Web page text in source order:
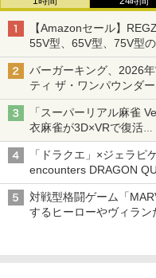
【Amazonセール】
55V型、65V型、75V型
バーガーキング、2026
ティ ザ・ワンパウンダ
「特製ガーリックマヨ
「スーパーリアル麻雀
衣麻雀が3D×VRで復活
発売から2週間は20%オ
「ドラクエ」×ジェラピ
encounters DRAGON
アイスカップに入った
オリジナルアートで登場
対戦型格闘ゲーム「
するヒーローやヴィラン